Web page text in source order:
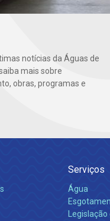
notícias da Águas de
mais sobre
obras, programas e
Serviços
Água